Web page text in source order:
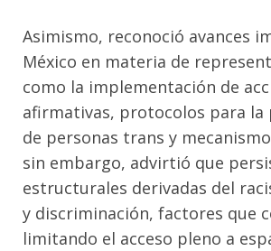
Asimismo, reconoció avances
México en materia de
como la implementación de
afirmativas, protocolos para la
de personas trans y
sin embargo, advirtió que
estructurales derivadas del
y discriminación, factores que
limitando el acceso pleno a